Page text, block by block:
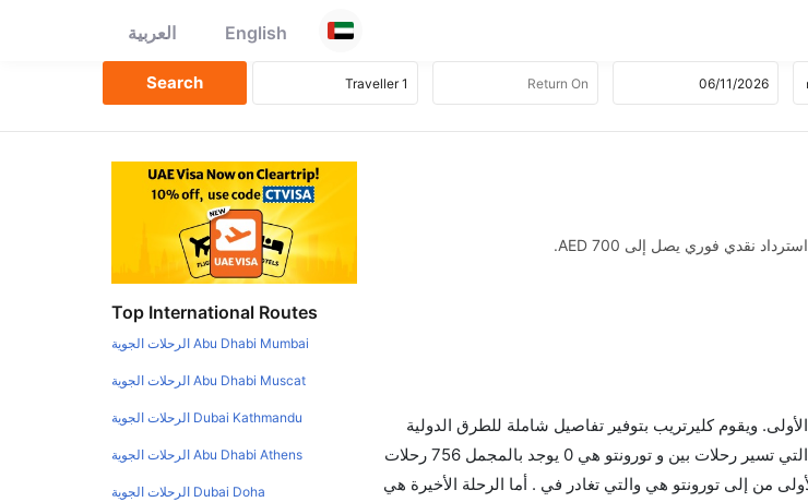
English العربية
ويقوم كليرتريب بتوفير تفاصيل شاملة للطرق الدولية
والأسعار والأوقات في مكان واحد لجعل تجربتك سهلة ومريحة وإن الخطوط الجوية التي تسير رحلات بين و تورونتو هي 0 يوجد بالمجمل 756 رحلات
من إلى تورونتو هي والتي تغادر في . أما الرحلة الأخيرة هي
Top International Routes
Abu Dhabi Mumbai الرحلات الجوية
Abu Dhabi Muscat الرحلات الجوية
Dubai Kathmandu الرحلات الجوية
Abu Dhabi Athens الرحلات الجوية
Dubai Doha الرحلات الجوية